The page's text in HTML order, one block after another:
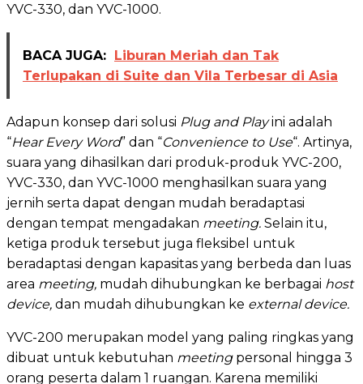
YVC-330, dan YVC-1000.
BACA JUGA: Liburan Meriah dan Tak
Terlupakan di Suite dan Vila Terbesar di Asia
Adapun konsep dari solusi Plug and Playini adalah
“Hear Every Word” dan “Convenience to Use“. Artinya,
suara yang dihasilkan dari produk-produk YVC-200,
YVC-330, dan YVC-1000 menghasilkan suara yang
jernih serta dapat dengan mudah beradaptasi
dengan tempat mengadakan meeting. Selain itu,
ketiga produk tersebut juga fleksibel untuk
beradaptasi dengan kapasitas yang berbeda dan luas
area meeting, mudah dihubungkan ke berbagai host
device, dan mudah dihubungkan ke external device.
YVC-200 merupakan model yang paling ringkas yang
dibuat untuk kebutuhan meeting personal hingga 3
orang peserta dalam 1 ruangan. Karena memiliki